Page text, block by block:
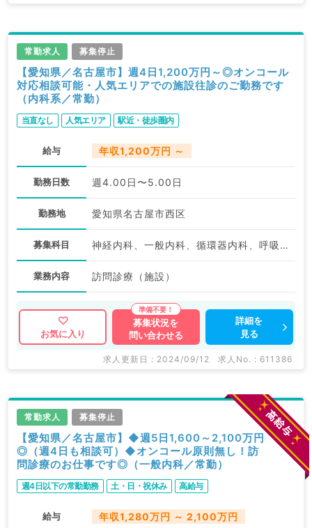
求人内容の詳細等はお気軽にお問合せ下さい。
常勤求人 募集停止
【愛知県／名古屋市】週4日1,200万円～◎オンコール
対応相談可能・人気エリアでの施設往診のご勤務です
（内科系／常勤）
当直なし 人気エリア 駅近・徒歩圏内
給与 年収1,200万円 ～
勤務日数 週4.00日〜5.00日
勤務地 愛知県名古屋市西区
募集科目 神経内科、一般内科、循環器内科、呼吸器内科、消化器内科、内分泌・代謝内科、腎臓内科、老年内科
業務内容 訪問診療（施設）
お気に入り
募集状況を
問い合わせる
詳細を
見る
求人更新日 : 2024/09/12 求人No. : 611386
常勤求人 募集停止
【愛知県／名古屋市】◆週5日1,600～2,100万円
◎（週4日も相談可）◆オンコール原則無し！訪
問診療のお仕事です◎（一般内科／常勤）
週4日以下の常勤勤務 土・日・祝休み 高給与
給与 年収1,280万円 ～ 2,100万円